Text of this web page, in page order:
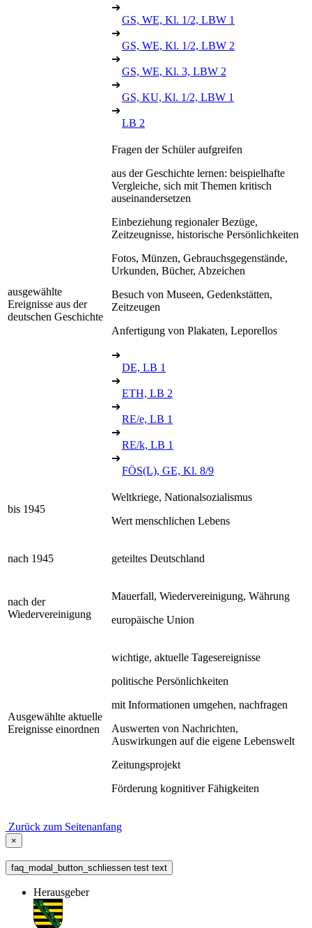
➔
GS, WE, Kl. 1/2, LBW 1
➔
GS, WE, Kl. 1/2, LBW 2
➔
GS, WE, Kl. 3, LBW 2
➔
GS, KU, Kl. 1/2, LBW 1
➔
LB 2
ausgewählte
Ereignisse aus der
deutschen Geschichte
Fragen der Schüler aufgreifen
aus der Geschichte lernen: beispielhafte
Vergleiche, sich mit Themen kritisch
auseinandersetzen
Einbeziehung regionaler Bezüge,
Zeitzeugnisse, historische Persönlichkeiten
Fotos, Münzen, Gebrauchsgegenstände,
Urkunden, Bücher, Abzeichen
Besuch von Museen, Gedenkstätten,
Zeitzeugen
Anfertigung von Plakaten, Leporellos
➔
DE, LB 1
➔
ETH, LB 2
➔
RE/e, LB 1
➔
RE/k, LB 1
➔
FÖS(L), GE, Kl. 8/9
bis 1945
Weltkriege, Nationalsozialismus
Wert menschlichen Lebens
nach 1945 geteiltes Deutschland
nach der
Wiedervereinigung
Mauerfall, Wiedervereinigung, Währung
europäische Union
Ausgewählte aktuelle
Ereignisse einordnen
wichtige, aktuelle Tagesereignisse
politische Persönlichkeiten
mit Informationen umgehen, nachfragen
Auswerten von Nachrichten,
Auswirkungen auf die eigene Lebenswelt
Zeitungsprojekt
Förderung kognitiver Fähigkeiten
Zurück zum Seitenanfang
×
faq_modal_button_schliessen test text
Herausgeber